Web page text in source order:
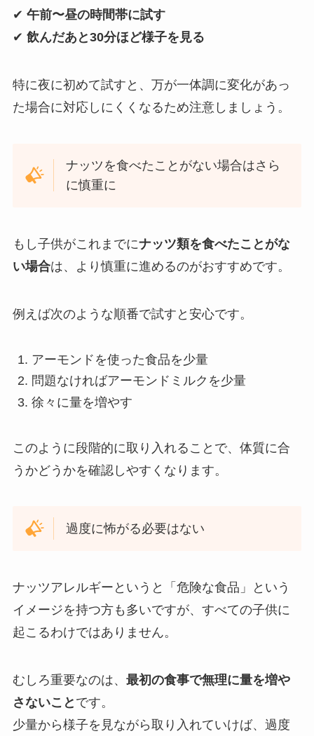
✔ 午前〜昼の時間帯に試す
✔ 飲んだあと30分ほど様子を見る
特に夜に初めて試すと、万が一体調に変化があっ
た場合に対応しにくくなるため注意しましょう。
ナッツを食べたことがない場合はさら
に慎重に
もし子供がこれまでにナッツ類を食べたことがな
い場合は、より慎重に進めるのがおすすめです。
例えば次のような順番で試すと安心です。
アーモンドを使った食品を少量
問題なければアーモンドミルクを少量
徐々に量を増やす
このように段階的に取り入れることで、体質に合
うかどうかを確認しやすくなります。
過度に怖がる必要はない
ナッツアレルギーというと「危険な食品」という
イメージを持つ方も多いですが、すべての子供に
起こるわけではありません。
むしろ重要なのは、 最初の食事で無理に量を増や
さないこと です。
少量から様子を見ながら取り入れていけば、過度